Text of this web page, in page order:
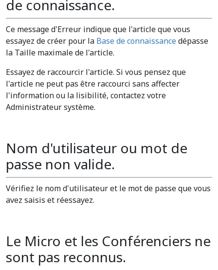
de connaissance.
Ce message d'Erreur indique que l'article que vous
essayez de créer pour la Base de connaissancedépasse
la Taille maximale de l'article.
Essayez de raccourcir l'article. Si vous pensez que
l'article ne peut pas être raccourci sans affecter
l'information ou la lisibilité, contactez votre
Administrateur système.
Nom d'utilisateur ou mot de
passe non valide.
Vérifiez le nom d'utilisateur et le mot de passe que vous
avez saisis et réessayez.
Le Micro et les Conférenciers ne
sont pas reconnus.